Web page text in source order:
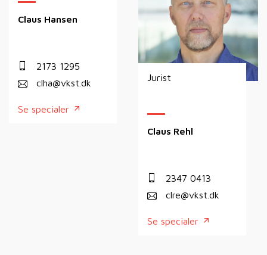
Claus Hansen
2173 1295
clha@vkst.dk
Se specialer
Jurist
Claus Rehl
2347 0413
clre@vkst.dk
Se specialer